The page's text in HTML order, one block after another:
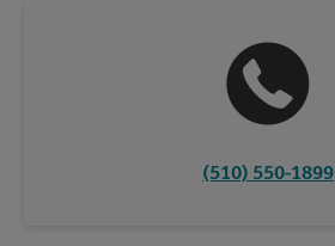
(510) 550-1899